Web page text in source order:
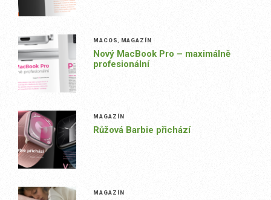
MACOS MAGAZÍN
Nový MacBook Pro – maximálně
profesionální
MAGAZÍN
Růžová Barbie přichází
MAGAZÍN